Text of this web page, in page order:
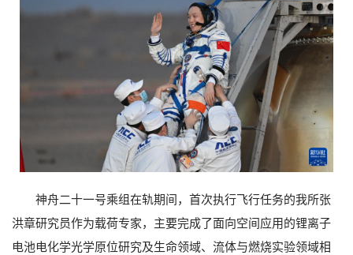
神舟二十一号乘组在轨期间，首次执行飞行任务的我所张
洪章研究员作为载荷专家，主要完成了面向空间应用的锂离子
电池电化学光学原位研究及生命领域、流体与燃烧实验领域相